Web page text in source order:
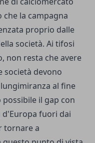
la campagna
proprio dalle
società. Ai tifosi
non resta che avere
società devono
al fine
il gap con
d'Europa fuori dai
tornare a